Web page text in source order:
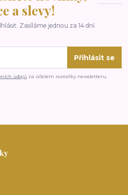
a slevy!
Zasíláme jednou za 14 dní.
Přihlásit se
údajů za účelem rozesílky newsletteru.